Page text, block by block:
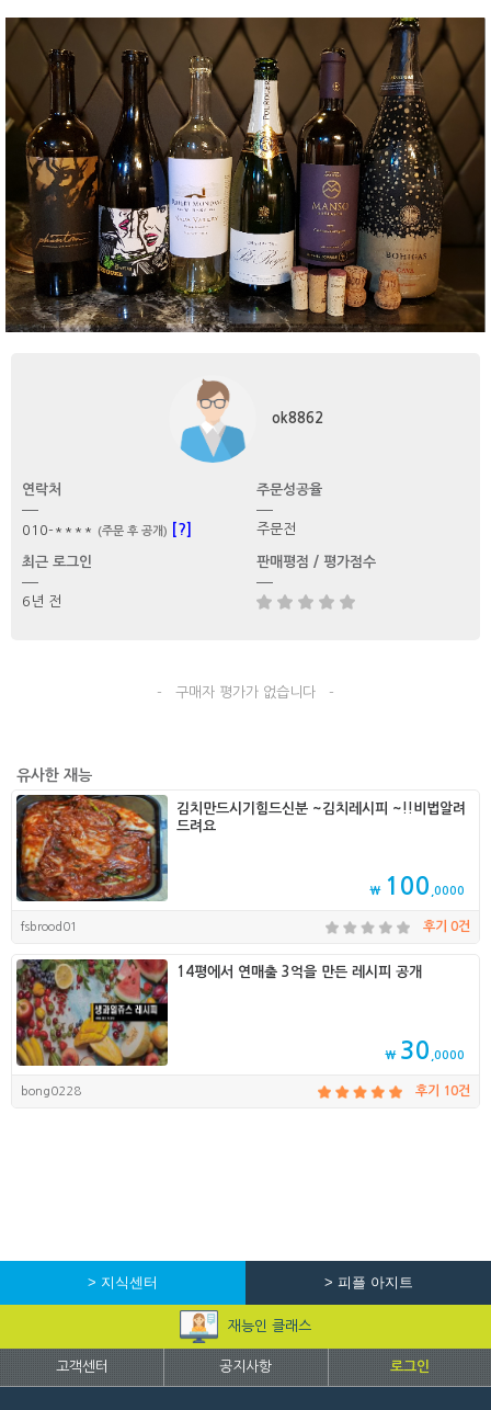
ok8862
연락처
010-**** (주문 후 공개) [?]
주문성공율
주문전
최근 로그인
6년 전
판매평점 / 평가점수
- 구매자 평가가 없습니다 -
유사한 재능
김치만드시기힘드신분 ~김치레시피 ~!!비법알려
드려요
₩ 100 ,0000
fsbrood01 후기 0건
14평에서 연매출 3억을 만든 레시피 공개
₩ 30 ,0000
bong0228 후기 10건
> 지식센터 > 피플 아지트
재능인 클래스
고객센터 공지사항 로그인